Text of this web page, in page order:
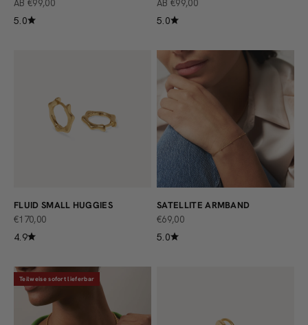
ANGEBOT
AB €99,00
5.0
ANGEBOT
AB €99,00
5.0
FLUID SMALL HUGGIES
ANGEBOT
€170,00
4.9
SATELLITE ARMBAND
ANGEBOT
€69,00
5.0
Teilweise sofort lieferbar